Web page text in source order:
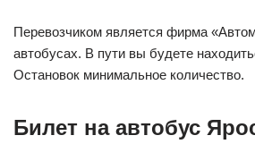
Перевозчиком является фирма
автобусах. В пути вы будете
Остановок минимальное количество.
Билет на автобус